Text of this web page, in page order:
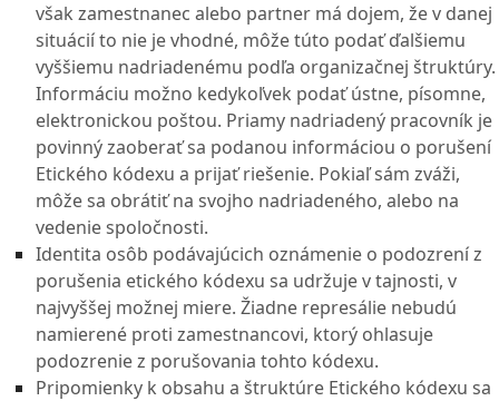
však zamestnanec alebo partner má dojem, že v danej
situácií to nie je vhodné, môže túto podať ďalšiemu
vyššiemu nadriadenému podľa organizačnej štruktúry.
Informáciu možno kedykoľvek podať ústne, písomne,
elektronickou poštou. Priamy nadriadený pracovník je
povinný zaoberať sa podanou informáciou o porušení
Etického kódexu a prijať riešenie. Pokiaľ sám zváži,
môže sa obrátiť na svojho nadriadeného, alebo na
vedenie spoločnosti.
Identita osôb podávajúcich oznámenie o podozrení z
porušenia etického kódexu sa udržuje v tajnosti, v
najvyššej možnej miere. Žiadne represálie nebudú
namierené proti zamestnancovi, ktorý ohlasuje
podozrenie z porušovania tohto kódexu.
Pripomienky k obsahu a štruktúre Etického kódexu sa